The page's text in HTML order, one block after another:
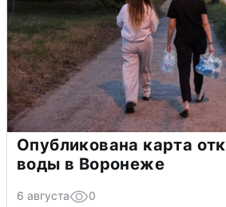
Опубликована карта
воды в Воронеже
6 августа 0